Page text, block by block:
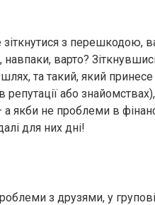
з перешкодою,
варто?
та такий, який
репутації або
а якби не проблеми в
для них дні!
з друзями, у